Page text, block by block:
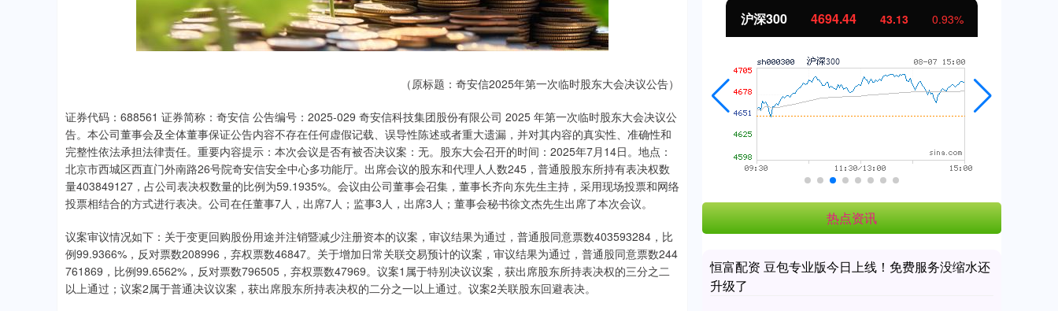
（原标题：奇安信2025年第一次临时股东大会决议公告）
证券代码：688561 证券简称：奇安信 公告编号：2025-029 奇安信科技集团股份有限公司 2025 年第一次临时股东大会决议公
告。本公司董事会及全体董事保证公告内容不存在任何虚假记载、误导性陈述或者重大遗漏，并对其内容的真实性、准确性和
完整性依法承担法律责任。重要内容提示：本次会议是否有被否决议案：无。股东大会召开的时间：2025年7月14日。地点：
北京市西城区西直门外南路26号院奇安信安全中心多功能厅。出席会议的股东和代理人人数245，普通股股东所持有表决权数
量403849127，占公司表决权数量的比例为59.1935%。会议由公司董事会召集，董事长齐向东先生主持，采用现场投票和网络
投票相结合的方式进行表决。公司在任董事7人，出席7人；监事3人，出席3人；董事会秘书徐文杰先生出席了本次会议。
议案审议情况如下：关于变更回购股份用途并注销暨减少注册资本的议案，审议结果为通过，普通股同意票数403593284，比
例99.9366%，反对票数208996，弃权票数46847。关于增加日常关联交易预计的议案，审议结果为通过，普通股同意票数244
761869，比例99.6562%，反对票数796505，弃权票数47969。议案1属于特别决议议案，获出席股东所持表决权的三分之二
以上通过；议案2属于普通决议议案，获出席股东所持表决权的二分之一以上通过。议案2关联股东回避表决。
上证指数 3940.04 39.68 1.02% 深证成指 14311.01 200.89 沪深300 4694.44 43.13 0.93%
热点资讯
恒富配资 豆包专业版今日上线！免费服务没缩水还
升级了